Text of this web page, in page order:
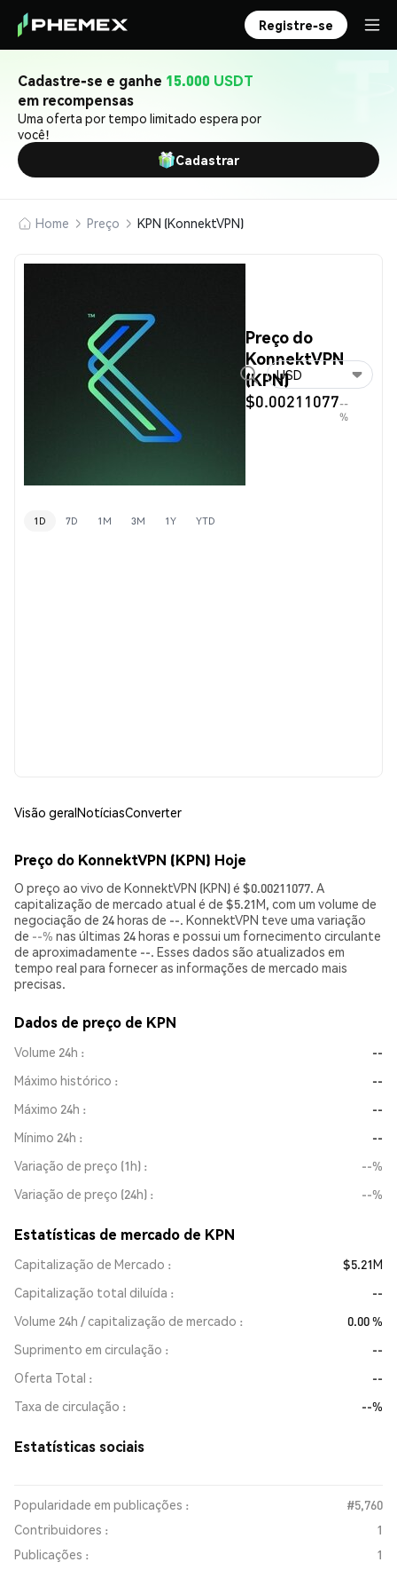
Registre-se
Cadastre-se e ganhe 15.000 USDT
em recompensas
Uma oferta por tempo limitado espera por
você!
Cadastrar
Home Preço KPN (KonnektVPN)
Preço do
KonnektVPN
(KPN)
$0.00211077--
%
USD
1D 7D 1M 3M 1Y YTD
Visão geralNotíciasConverter
Preço do KonnektVPN (KPN) Hoje
O preço ao vivo de KonnektVPN (KPN) é $0.00211077. A
capitalização de mercado atual é de $5.21M, com um volume de
negociação de 24 horas de --. KonnektVPN teve uma variação
de --% nas últimas 24 horas e possui um fornecimento circulante
de aproximadamente --. Esses dados são atualizados em
tempo real para fornecer as informações de mercado mais
precisas.
Dados de preço de KPN
Volume 24h
--
Máximo histórico
--
Máximo 24h
--
Mínimo 24h
--
Variação de preço (1h)
--%
Variação de preço (24h)
--%
Estatísticas de mercado de KPN
Capitalização de Mercado
$5.21M
Capitalização total diluída
--
Volume 24h / capitalização de mercado
0.00 %
Suprimento em circulação
--
Oferta Total
--
Taxa de circulação
--%
Estatísticas sociais
Popularidade em publicações :
#5,760
Contribuidores :
1
Publicações :
1